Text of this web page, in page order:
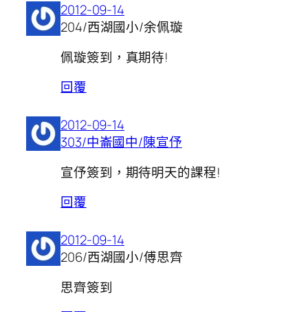
2012-09-14
204/西湖國小/余佩璇
佩璇簽到，真期待!
回覆
2012-09-14
303/中崙國中/陳宣伃
宣伃簽到，期待明天的課程!
回覆
2012-09-14
206/西湖國小/傅思齊
思齊簽到